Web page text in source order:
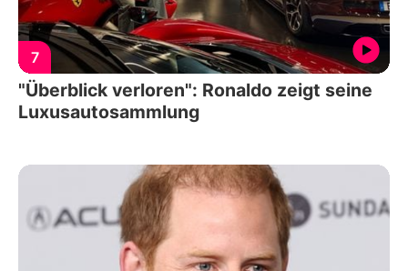
7
"Überblick verloren": Ronaldo zeigt seine
Luxusautosammlung